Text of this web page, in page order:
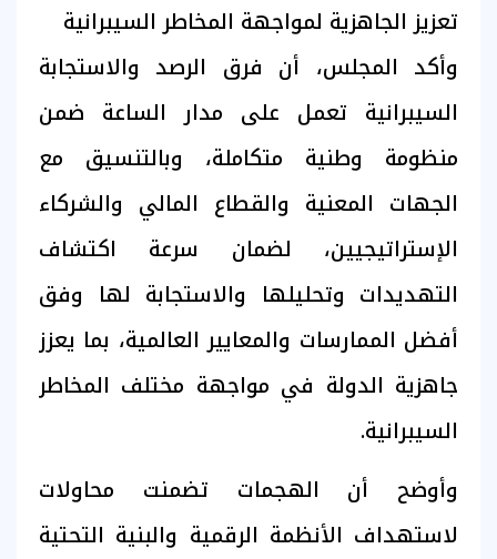
تعزيز الجاهزية لمواجهة المخاطر السيبرانية
وأكد المجلس، أن فرق الرصد والاستجابة
السيبرانية تعمل على مدار الساعة ضمن
منظومة وطنية متكاملة، وبالتنسيق مع
الجهات المعنية والقطاع المالي والشركاء
الإستراتيجيين، لضمان سرعة اكتشاف
التهديدات وتحليلها والاستجابة لها وفق
أفضل الممارسات والمعايير العالمية، بما يعزز
جاهزية الدولة في مواجهة مختلف المخاطر
السيبرانية.
وأوضح أن الهجمات تضمنت محاولات
لاستهداف الأنظمة الرقمية والبنية التحتية